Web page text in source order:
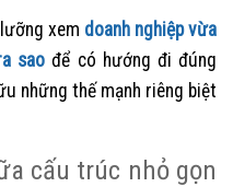
xem doanh nghiệp vừa
sao để có hướng đi đúng
những thế mạnh riêng biệt
cấu trúc nhỏ gọn